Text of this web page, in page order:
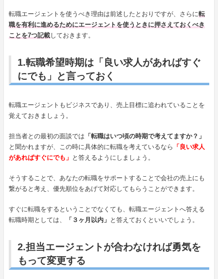
転職エージェントを使うべき理由は前述したとおりですが、さらに転
職を有利に進めるためにエージェントを使うときに押さえておくべき
ことを7つ記載しておきます。
1.転職希望時期は「良い求人があればすぐ
にでも」と言っておく
転職エージェントもビジネスであり、売上目標に追われていることを
覚えておきましょう。
担当者との最初の面談では 「転職はいつ頃の時期で考えてますか？」
と聞かれますが、この時に具体的に転職を考えているなら 「良い求人
があればすぐにでも」 と答えるようにしましょう。
そうすることで、あなたの転職をサポートすることで会社の売上にも
繋がると考え、優先順位をあげて対応してもらうことができます。
すぐに転職をするということでなくても、転職エージェントへ答える
転職時期としては、
「３ヶ月以内」 と答えておくといいでしょう。
2.担当エージェントが合わなければ勇気を
もって変更する